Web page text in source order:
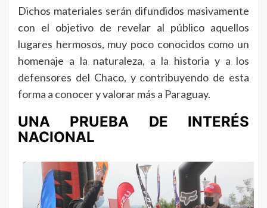
Dichos materiales serán difundidos masivamente
con el objetivo de revelar al público aquellos
lugares hermosos, muy poco conocidos como un
homenaje a la naturaleza, a la historia y a los
defensores del Chaco, y contribuyendo de esta
forma a conocer y valorar más a Paraguay.
UNA PRUEBA DE INTERÉS
NACIONAL